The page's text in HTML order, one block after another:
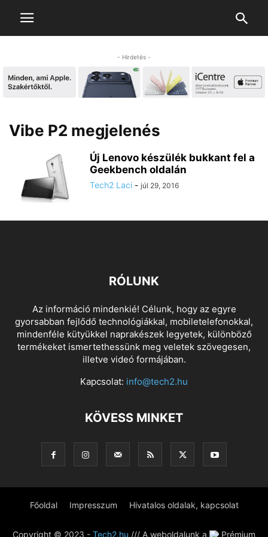
- Hirdetés -
Vibe P2 megjelenés
Új Lenovo készülék bukkant fel a
Geekbench oldalán
Tech2 Laci - júl 29, 2016
RÓLUNK
Az információ mindenkié! Célunk, hogy az egyre
gyorsabban fejlődő technológiákkal, mobiletelefonokkal,
mindenféle kütyükkel naprakészek legyetek, különböző
termékeket ismertethessünk meg veletek szövegesen,
illetve videó formájában.
Kapcsolat: info@tech2.hu
KÖVESS MINKET
Főoldal Impresszum Hivatalos oldalak, kapcsolat
Copyright © 2023 - Tech2.hu /// A weboldalunk a Prémium